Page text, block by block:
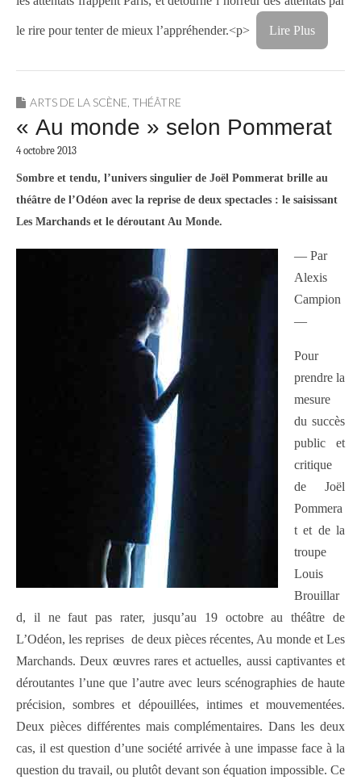
le rire pour tenter de mieux l’appréhender.<p> Lire Plus
ARTS DE LA SCÈNE THÉÂTRE
« Au monde » selon Pommerat
4 octobre 2013
Sombre et tendu, l’univers singulier de Joël Pommerat brille au
théâtre de l’Odéon avec la reprise de deux spectacles : le saisissant
Les Marchands et le déroutant Au Monde.
— Par
Alexis
Campion
—
Pour
prendre la
mesure
du succès
public et
critique
de Joël
Pommera
t et de la
troupe
Louis
Brouillar
d, il ne faut pas rater, jusqu’au 19 octobre au théâtre de
L’Odéon, les reprises de deux pièces récentes, Au monde et Les
Marchands. Deux œuvres rares et actuelles, aussi captivantes et
déroutantes l’une que l’autre avec leurs scénographies de haute
précision, sombres et dépouillées, intimes et mouvementées.
Deux pièces différentes mais complémentaires. Dans les deux
cas, il est question d’une société arrivée à une impasse face à la
question du travail, ou plutôt devant son équation impossible. Ce